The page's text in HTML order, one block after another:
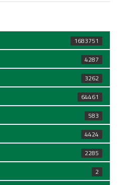
1683751
4287
3262
64461
583
4424
2285
2